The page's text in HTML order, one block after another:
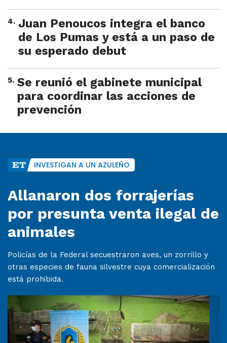
4. Juan Penoucos integra el banco
de Los Pumas y está a un paso de
su esperado debut
5. Se reunió el gabinete municipal
para coordinar las acciones de
prevención
INVESTIGAN A UN AZULEÑO
Allanaron dos forrajerías
por presunta venta ilegal de
animales
Policías de la Federal secuestraron aves, un zorrillo y
otras especies de fauna silvestre cuya comercialización
está prohibida.